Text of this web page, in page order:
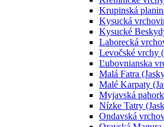
Krupinská
Kysucká
Kysucké
Laborecká
Levočské vrchy
Ľubovnianska
Malá Fatra
Malé Karpaty
Myjavská
Nízke Tatry
Ondavská